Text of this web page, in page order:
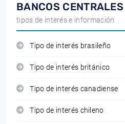
BANCOS CENTRALES
tipos de interés e información
Tipo de interés brasileño
Tipo de interés británico
Tipo de interés canadiense
Tipo de interés chileno